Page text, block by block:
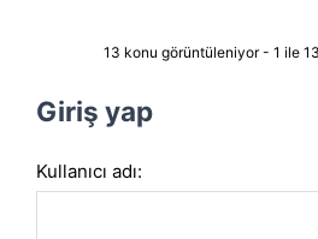
13 konu görüntüleniyor - 1 ile
Giriş yap
Kullanıcı adı: